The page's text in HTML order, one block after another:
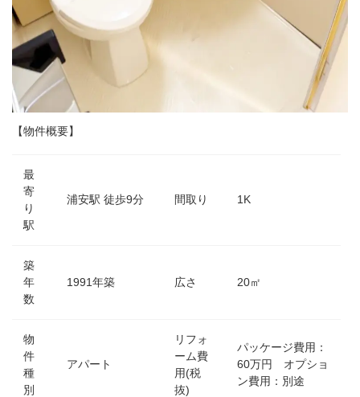
【物件概要】
最
寄
り
駅
浦安駅 徒歩9分 間取り 1K
築
年
数
1991年築 広さ 20㎡
物
件
種
別
アパート
リフォ
ーム費
用(税
抜)
パッケージ費用：
60万円 オプショ
ン費用：別途